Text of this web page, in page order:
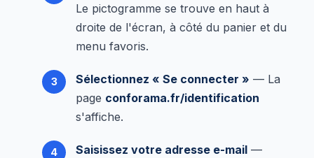
Le pictogramme se trouve en haut à
droite de l'écran, à côté du panier et du
menu favoris.
Sélectionnez « Se connecter » — La
page conforama.fr/identification
s'affiche.
Saisissez votre adresse e-mail —